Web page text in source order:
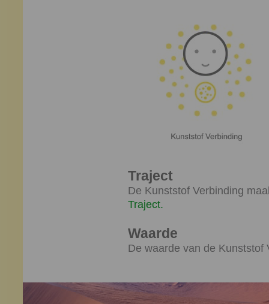
Traject
De Kunststof Verbinding
Traject.
Waarde
De waarde van de Kunststof